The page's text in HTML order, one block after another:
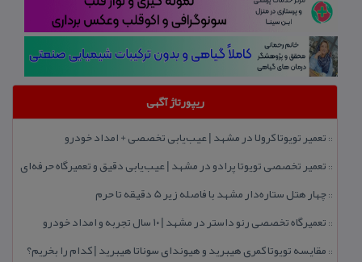
ریپورتاژ آگهی
:: تعمیر تویوتا كرولا در مشهد | عیب‌یابی تخصصی + امداد خودرو
:: تعمیر تخصصی تویوتا پرادو در مشهد | عیب‌یابی دقیق و تعمیرگاه حرفه‌ای
::چهار هتل‌ ستاره‌دار مشهد با فاصله زیر 5 دقیقه تا حرم
:: تعمیرگاه تخصصی رنو داستر در مشهد | ۱۰ سال تجربه و امداد خودرو
:: مقایسه تویوتا كمری هیبرید و هیوندای سوناتا هیبرید | كدام را بخریم؟